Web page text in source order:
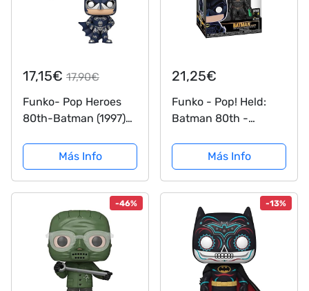
17,15€ 17,90€
Funko- Pop Heroes
80th-Batman (1997)
Multicolor (37262)
Más Info
21,25€
Funko - Pop! Held:
Batman 80th -
Figurina de Vinil,
Multicolor (37254)
Más Info
-46% -13%